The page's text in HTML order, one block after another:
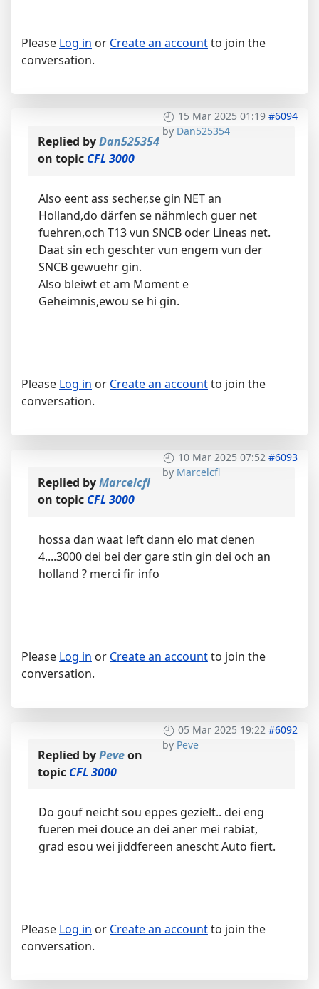
Please Log in or Create an accountto join the
conversation.
15 Mar 2025 01:19 #6094
by Dan525354
Replied byDan525354
on topic CFL 3000
Also eent ass secher,se gin NET an
Holland,do därfen se nähmlech guer net
fuehren,och T13 vun SNCB oder Lineas net.
Daat sin ech geschter vun engem vun der
SNCB gewuehr gin.
Also bleiwt et am Moment e
Geheimnis,ewou se hi gin.
Please Log in or Create an accountto join the
conversation.
10 Mar 2025 07:52 #6093
by Marcelcfl
Replied byMarcelcfl
on topic CFL 3000
hossa dan waat left dann elo mat denen
4....3000 dei bei der gare stin gin dei och an
holland ? merci fir info
Please Log in or Create an accountto join the
conversation.
05 Mar 2025 19:22 #6092
by Peve
Replied byPeveon
topic CFL 3000
Do gouf neicht sou eppes gezielt.. dei eng
fueren mei douce an dei aner mei rabiat,
grad esou wei jiddfereen anescht Auto fiert.
Please Log in or Create an accountto join the
conversation.